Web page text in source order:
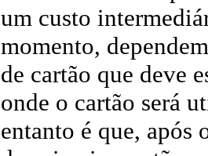
um custo
momento,
de cartão que deve
onde o cartão será
entanto é que, após